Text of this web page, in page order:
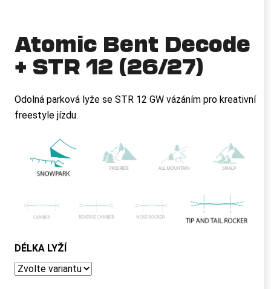
Atomic Bent Decode
+ STR 12 (26/27)
Odolná parková lyže se STR 12 GW vázáním pro kreativní
freestyle jízdu.
DÉLKA LYŽÍ
í
t
?
HLEDAT
r
u
č